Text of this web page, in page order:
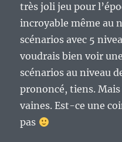
très joli jeu pour
incroyable même au
scénarios avec 5
voudrais bien voir
scénarios au niveau
prononcé, tiens.
vaines. Est-ce une
pas